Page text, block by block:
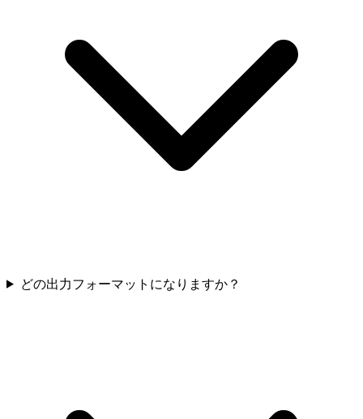
どの出力フォーマットになりますか？